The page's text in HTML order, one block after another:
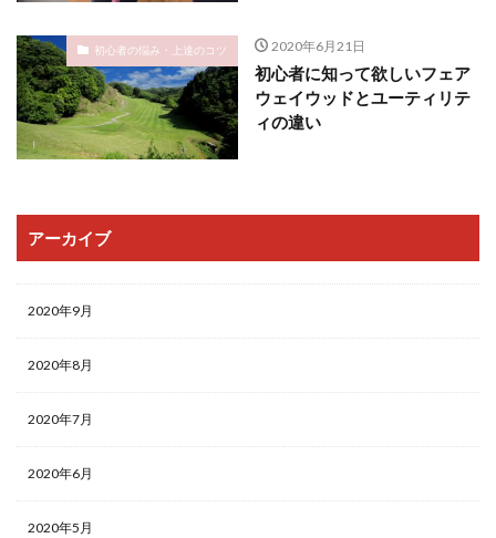
初心者の悩み・上達のコツ 2020年6月21日
初心者に知って欲しいフェア
ウェイウッドとユーティリテ
ィの違い
アーカイブ
2020年9月
2020年8月
2020年7月
2020年6月
2020年5月